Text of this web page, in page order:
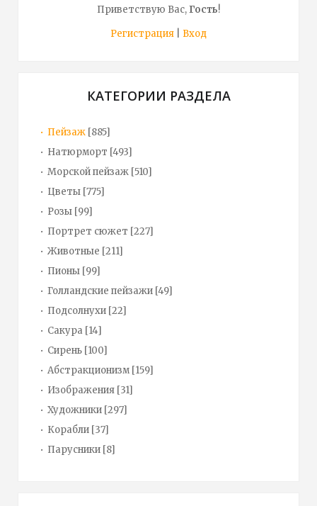
Приветствую Вас,Гость!
Регистрация
Вход
КАТЕГОРИИ РАЗДЕЛА
Пейзаж [885]
Натюрморт [493]
Морской пейзаж [510]
Цветы [775]
Розы [99]
Портрет сюжет [227]
Животные [211]
Пионы [99]
Голландские пейзажи [49]
Подсолнухи [22]
Сакура [14]
Сирень [100]
Абстракционизм [159]
Изображения [31]
Художники [297]
Корабли [37]
Парусники [8]